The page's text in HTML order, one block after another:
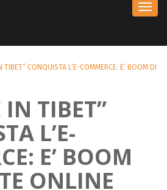
TIBET” CONQUISTA L’E-COMMERCE: E’ BOOM DI
TIBET”
L’E-
E’ BOOM
ONLINE